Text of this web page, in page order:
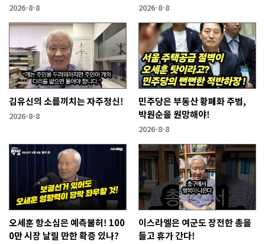
2026-8-8 2026-8-8
김유신의 소름끼치는 자주정신!
2026-8-8
민주당은 부동산 황폐화 주범,
박원순을 원망해야!
2026-8-8
오세훈 항소심은 예측불허! 100
0만 시장 날릴 만한 확증 있나?
이스라엘은 여군도 장전한 총을
들고 휴가 간다!